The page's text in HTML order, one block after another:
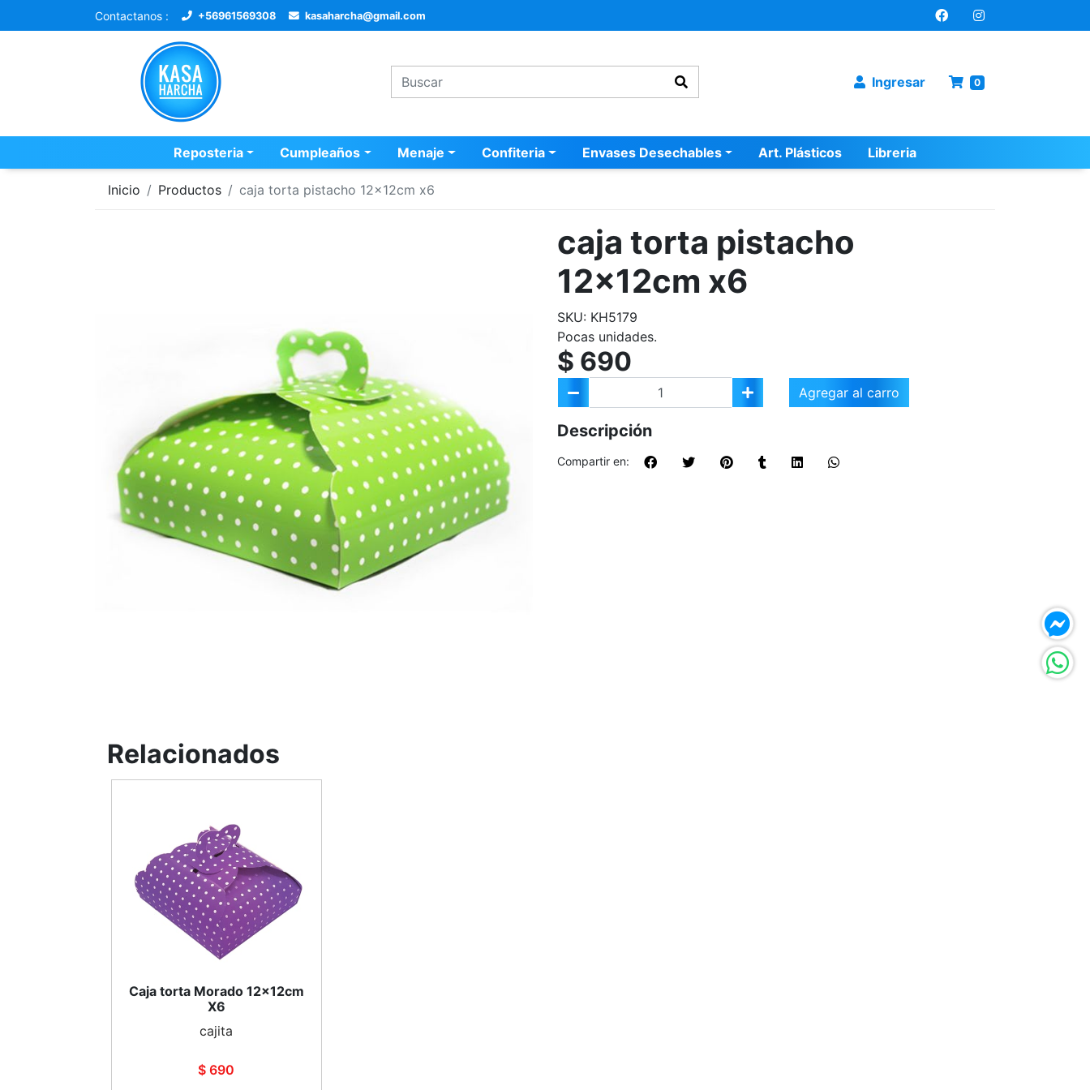
Contactanos : +56961569308 kasaharcha@gmail.com
Ingresar 0
Reposteria Cumpleaños Menaje Confiteria Envases Desechables Art. Plásticos Libreria
Inicio Productos caja torta pistacho 12x12cm x6
caja torta pistacho
12x12cm x6
SKU: KH5179
Pocas unidades.
$ 690
Agregar al carro
Descripción
Compartir en:
Relacionados
Caja torta Morado 12x12cm
X6
cajita
$ 690